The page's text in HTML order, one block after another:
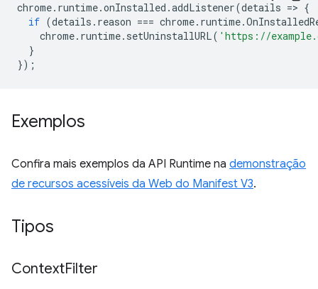
chrome. runtime.onInstalled .addListener(details => {
if (details . reason === chrome. runtime.
chrome. runtime. setUninstallURL( 'https://
}
});
Exemplos
Confira mais exemplos da API Runtime na demonstração
de recursos acessíveis da Web do Manifest V3.
Tipos
ContextFilter